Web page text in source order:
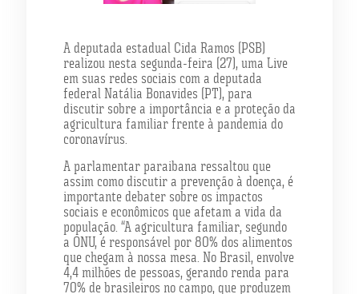
A deputada estadual Cida Ramos (PSB)
realizou nesta segunda-feira (27), uma Live
em suas redes sociais com a deputada
federal Natália Bonavides (PT), para
discutir sobre a importância e a proteção da
agricultura familiar frente à pandemia do
coronavírus.
A parlamentar paraibana ressaltou que
assim como discutir a prevenção à doença, é
importante debater sobre os impactos
sociais e econômicos que afetam a vida da
população. “A agricultura familiar, segundo
a ONU, é responsável por 80% dos alimentos
que chegam à nossa mesa. No Brasil, envolve
4,4 milhões de pessoas, gerando renda para
70% de brasileiros no campo, que produzem